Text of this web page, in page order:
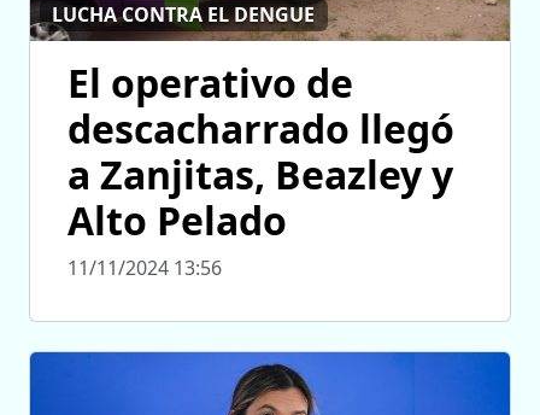
LUCHA CONTRA EL DENGUE
El operativo de
descacharrado llegó
a Zanjitas, Beazley y
Alto Pelado
11/11/2024 13:56